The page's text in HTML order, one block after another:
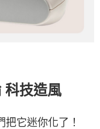
科技造風
它迷你化了！